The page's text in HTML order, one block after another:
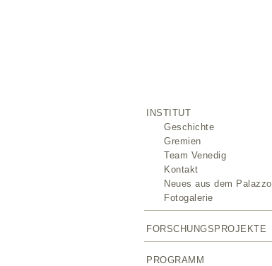
INSTITUT
Geschichte
Gremien
Team Venedig
Kontakt
Neues aus dem Palazzo
Fotogalerie
FORSCHUNGSPROJEKTE
PROGRAMM